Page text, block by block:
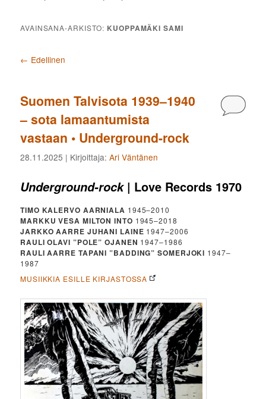
AVAINSANA-ARKISTO: KUOPPAMÄKI SAMI
Artikkelien selaus
← Edellinen
Suomen Talvisota 1939–1940
– sota lamaantumista
vastaan • Underground-rock
28.11.2025 | Kirjoittaja:Ari Väntänen
Underground-rock| Love Records 1970
TIMO KALERVO AARNIALA 1945–2010
MARKKU VESA MILTON INTO 1945–2018
JARKKO AARRE JUHANI LAINE 1947–2006
RAULI OLAVI ”POLE” OJANEN 1947–1986
RAULI AARRE TAPANI ”BADDING” SOMERJOKI 1947–
1987
MUSIIKKIA ESILLE KIRJASTOSSA